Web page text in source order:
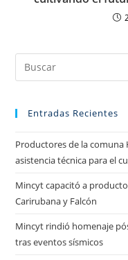
Entradas Recientes
Productores de la comuna
asistencia técnica para el
Mincyt capacitó a
Carirubana y Falcón
Mincyt rindió homenaje
tras eventos sísmicos